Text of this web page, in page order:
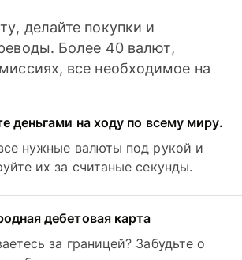
делайте покупки и
Более 40 валют,
все необходимое на
деньгами на ходу по всему миру.
нужные валюты под рукой и
их за считаные секунды.
дебетовая карта
за границей? Забудьте о